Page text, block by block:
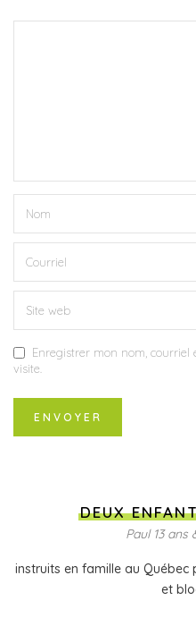
Enregistrer mon nom,
visite.
DEUX
Paul 13 ans
instruits en famille au Québec
et